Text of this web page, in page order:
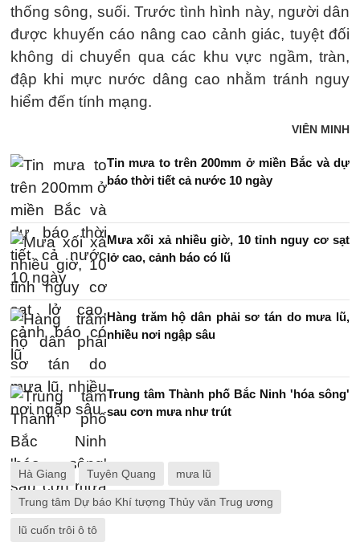
thống sông, suối. Trước tình hình này, người dân
được khuyến cáo nâng cao cảnh giác, tuyệt đối
không di chuyển qua các khu vực ngầm, tràn,
đập khi mực nước dâng cao nhằm tránh nguy
hiểm đến tính mạng.
VIÊN MINH
Tin mưa to trên 200mm ở miền Bắc và dự
báo thời tiết cả nước 10 ngày
Mưa xối xả nhiều giờ, 10 tỉnh nguy cơ sạt
lở cao, cảnh báo có lũ
Hàng trăm hộ dân phải sơ tán do mưa lũ,
nhiều nơi ngập sâu
Trung tâm Thành phố Bắc Ninh 'hóa sông'
sau cơn mưa như trút
Hà Giang Tuyên Quang mưa lũ
Trung tâm Dự báo Khí tượng Thủy văn Trug ương
lũ cuốn trôi ô tô